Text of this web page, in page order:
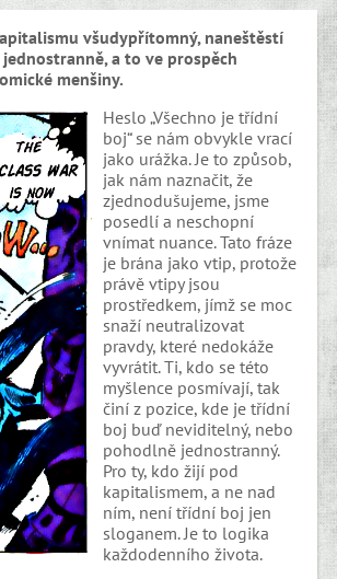
všudypřítomný, naneštěstí
a to ve prospěch
menšiny.
Heslo „Všechno je třídní
boj“ se nám obvykle vrací
jako urážka. Je to způsob,
jak nám naznačit, že
zjednodušujeme, jsme
posedlí a neschopní
vnímat nuance. Tato fráze
je brána jako vtip, protože
právě vtipy jsou
prostředkem, jímž se moc
snaží neutralizovat
pravdy, které nedokáže
vyvrátit. Ti, kdo se této
myšlence posmívají, tak
činí z pozice, kde je třídní
boj buď neviditelný, nebo
pohodlně jednostranný.
Pro ty, kdo žijí pod
kapitalismem, a ne nad
ním, není třídní boj jen
sloganem. Je to logika
každodenního života.